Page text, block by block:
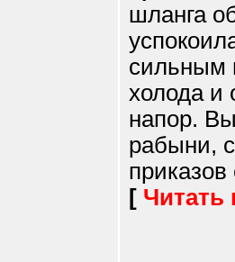
шланга
сильным
холода и
напор.
рабыни,
[ Читать